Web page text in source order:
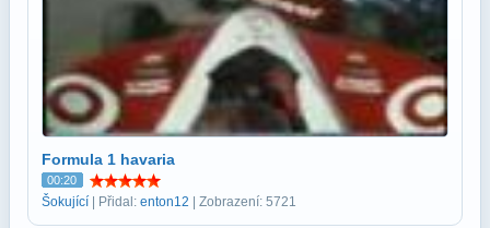
Formula 1 havaria
00:20
Šokující | Přidal: enton12 | Zobrazení: 5721